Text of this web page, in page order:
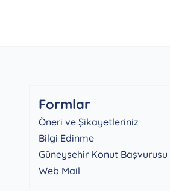
Formlar
Öneri ve Şikayetleriniz
Bilgi Edinme
Güneyşehir Konut Başvurusu
Web Mail